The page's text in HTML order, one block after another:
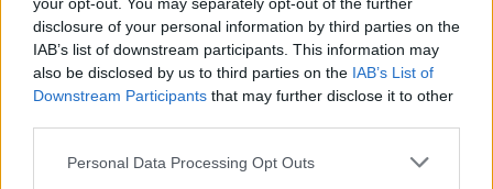
disclosure of your personal information by third parties on the
IAB’s list of downstream participants. This information may
also be disclosed by us to third parties on the IAB’s List of
Downstream Participants that may further disclose it to other
Personal Data Processing Opt Outs